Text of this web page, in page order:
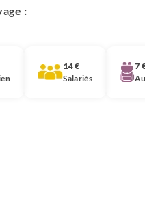
:
14 €
Salariés
7